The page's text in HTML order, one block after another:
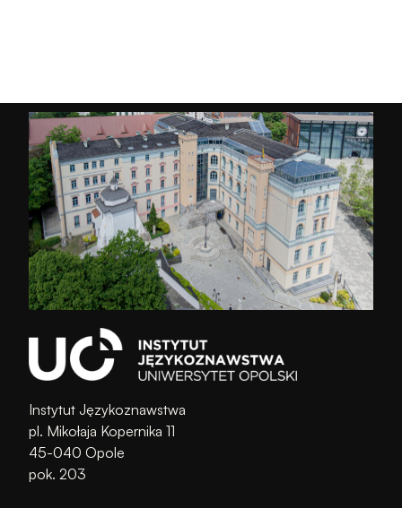
Instytut Językoznawstwa
pl. Mikołaja Kopernika 11
45-040 Opole
pok. 203